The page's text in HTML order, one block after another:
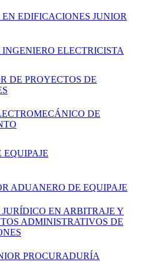
EDIFICACIONES JUNIOR
ELECTRICISTA
DE PROYECTOS DE
DE
EQUIPAJE
ADUANERO DE EQUIPAJE
EN ARBITRAJE Y
ADMINISTRATIVOS DE
PROCURADURÍA